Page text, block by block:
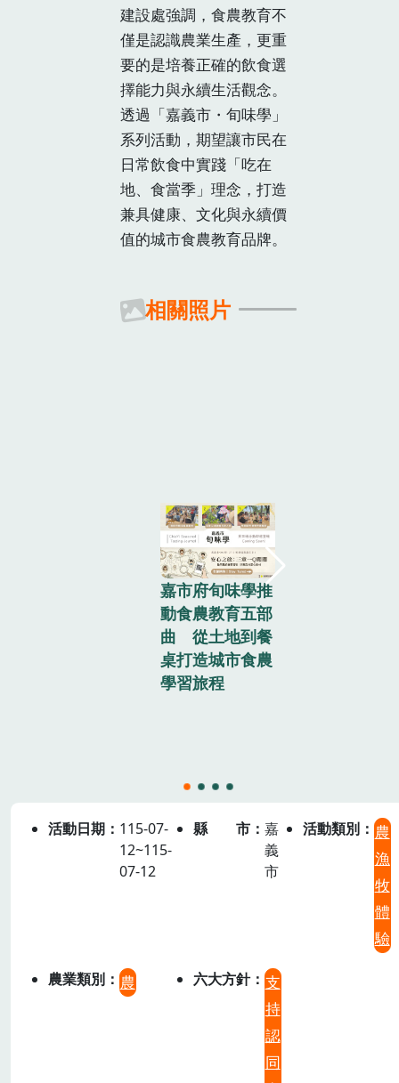
建設處強調，食農教育不
僅是認識農業生產，更重
要的是培養正確的飲食選
擇能力與永續生活觀念。
透過「嘉義市・旬味學」
系列活動，期望讓市民在
日常飲食中實踐「吃在
地、食當季」理念，打造
兼具健康、文化與永續價
值的城市食農教育品牌。
相關照片
嘉市府旬味學推
動食農教育五部
曲 從土地到餐
桌打造城市食農
學習旅程
活動日期
115-07-
12~115-
07-12
縣市
嘉
義
市
活動類別
農
漁
牧
體
驗
農業類別 農 六大方針
支
持
認
同